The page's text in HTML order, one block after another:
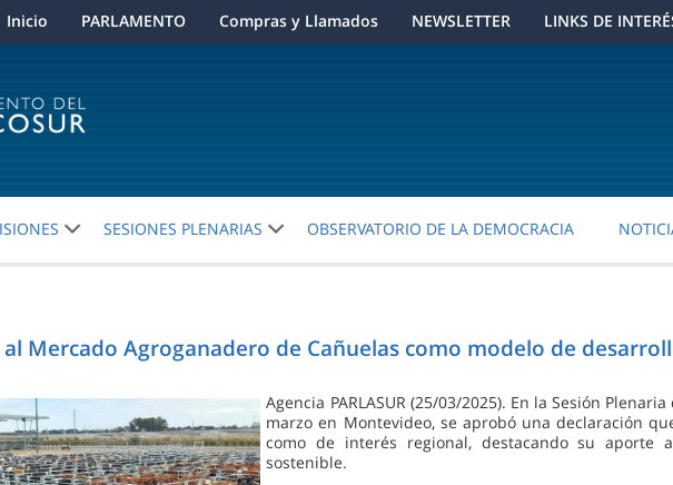
Inicio PARLAMENTO Compras y Llamados NEWSLETTER LINKS DE
SESIONES PLENARIAS OBSERVATORIO DE LA DEMOCRACIA
al Mercado Agroganadero de Cañuelas como modelo de
Agencia PARLASUR (25/03/2025). En la Sesión
marzo en Montevideo, se aprobó una declaración
como de interés regional, destacando su
sostenible.